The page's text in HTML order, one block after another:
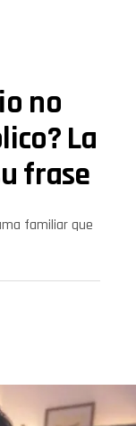
no
La
frase
familiar que